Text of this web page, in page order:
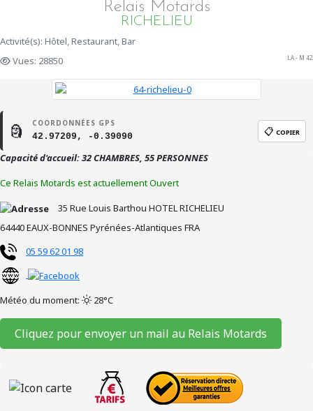
Relais Motards
RICHELIEU
Activité(s): Hôtel, Restaurant, Bar
Vues: 28850
LA - M 42
🗿 COORDONNÉES GPS
42.97209, -0.39090 📋 COPIER
Capacité d'accueil: 32 CHAMBRES, 55 PERSONNES
Ce Relais Motards est actuellement Ouvert
35 Rue Louis Barthou HOTEL RICHELIEU
64440EAUX-BONNES Pyrénées-Atlantiques FRA
05 59 62 01 98
Météo du moment: 28°C
Cliquez pour envoyer un mail au Relais Motards